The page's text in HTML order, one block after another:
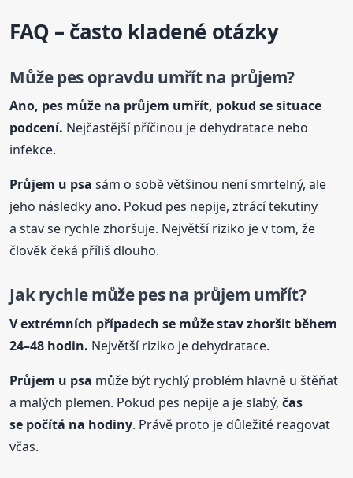
FAQ – často kladené otázky
Může pes opravdu umřít na průjem?
Ano, pes může na průjem umřít, pokud se situace
podcení. Nejčastější příčinou je dehydratace nebo
infekce.
Průjem u psa sám o sobě většinou není smrtelný, ale
jeho následky ano. Pokud pes nepije, ztrácí tekutiny
a stav se rychle zhoršuje. Největší riziko je v tom, že
člověk čeká příliš dlouho.
Jak rychle může pes na průjem umřít?
V extrémních případech se může stav zhoršit během
24–48 hodin. Největší riziko je dehydratace.
Průjem u psa může být rychlý problém hlavně u štěňat
a malých plemen. Pokud pes nepije a je slabý,čas
se počítá na hodiny. Právě proto je důležité reagovat
včas.